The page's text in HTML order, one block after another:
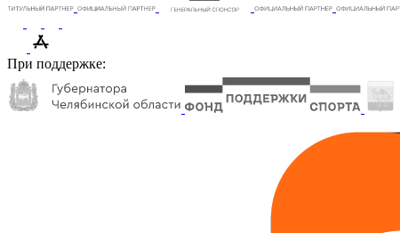
При поддержке: